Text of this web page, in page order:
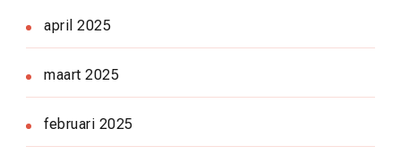
april 2025
maart 2025
februari 2025